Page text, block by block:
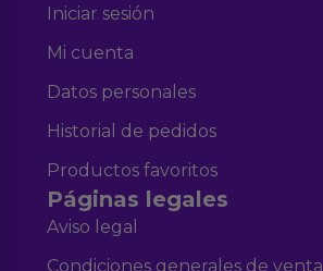
Iniciar sesión
Mi cuenta
Datos personales
Historial de pedidos
Productos favoritos
Páginas legales
Aviso legal
Condiciones generales de venta